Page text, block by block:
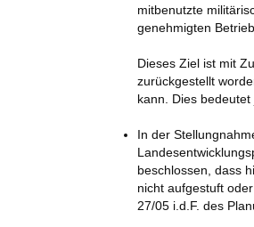
mitbenutzte
genehmigten
Dieses Ziel ist mit
zurückgestellt
kann. Dies
In der
beschlossen, dass
nicht aufgestuft
27/05 i.d.F. des